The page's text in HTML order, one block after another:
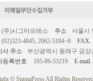
(주)시그마프레스 주소
서울시
(02)323-4845, 2062-5184~8
FAX.
사 주소
부산광역시 동래구 금강
등록번호
105-86-53219 E-mail.
© SigmaPress All Rights